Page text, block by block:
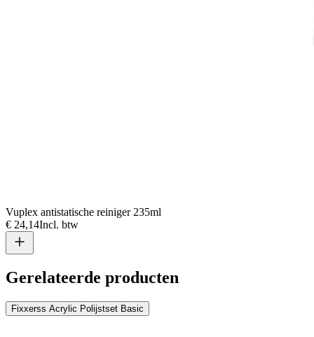
Vuplex antistatische reiniger 235ml
€ 24,14Incl. btw
Gerelateerde producten
Fixxerss Acrylic Polijstset Basic